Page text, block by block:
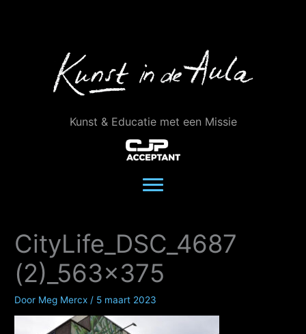
Kunst & Educatie met een Missie
CityLife_DSC_4687
(2)_563x375
Door Meg Mercx / 5 maart 2023